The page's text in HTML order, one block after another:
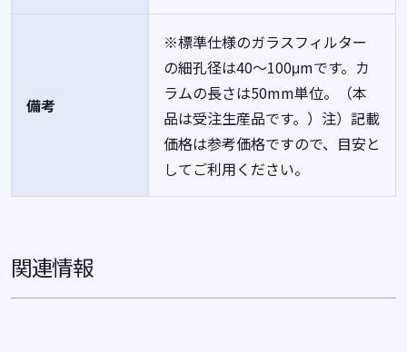
備考
※標準仕様のガラスフィルター
の細孔径は40～100μmです。カ
ラムの長さは50mm単位。（本
品は受注生産品です。）注）記載
価格は参考価格ですので、目安と
してご利用ください。
関連情報